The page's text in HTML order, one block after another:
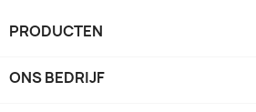
PRODUCTEN
ONS BEDRIJF